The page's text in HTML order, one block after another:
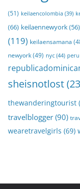
(51) keilaencolombia (39)
(66) keilaennewyork(56)
(119) keilaensamana
newyork(49) nyc (44) peru
sheisnotlost
thewanderingtourist
travelblogger (90)
wearetravelgirls (69)